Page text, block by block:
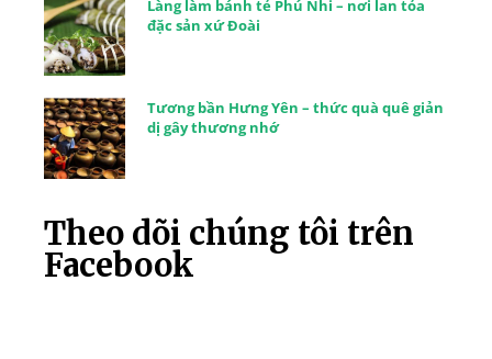
Làng làm bánh tẻ Phú Nhi – nơi lan tỏa
đặc sản xứ Đoài
Tương bần Hưng Yên – thức quà quê giản
dị gây thương nhớ
Theo dõi chúng tôi trên
Facebook